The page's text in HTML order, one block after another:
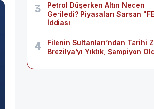
3
Petrol Düşerken Altın Neden
Geriledi? Piyasaları Sarsan
İddiası
4
Filenin Sultanları’ndan Tarihi
Brezilya'yı Yıktık, Şampiyon